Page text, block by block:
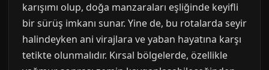
karışımı olup, doğa manzaraları eşliğinde keyifli
bir sürüş imkanı sunar. Yine de, bu rotalarda seyir
halindeyken ani virajlara ve yaban hayatına karşı
tetikte olunmalıdır. Kırsal bölgelerde, özellikle